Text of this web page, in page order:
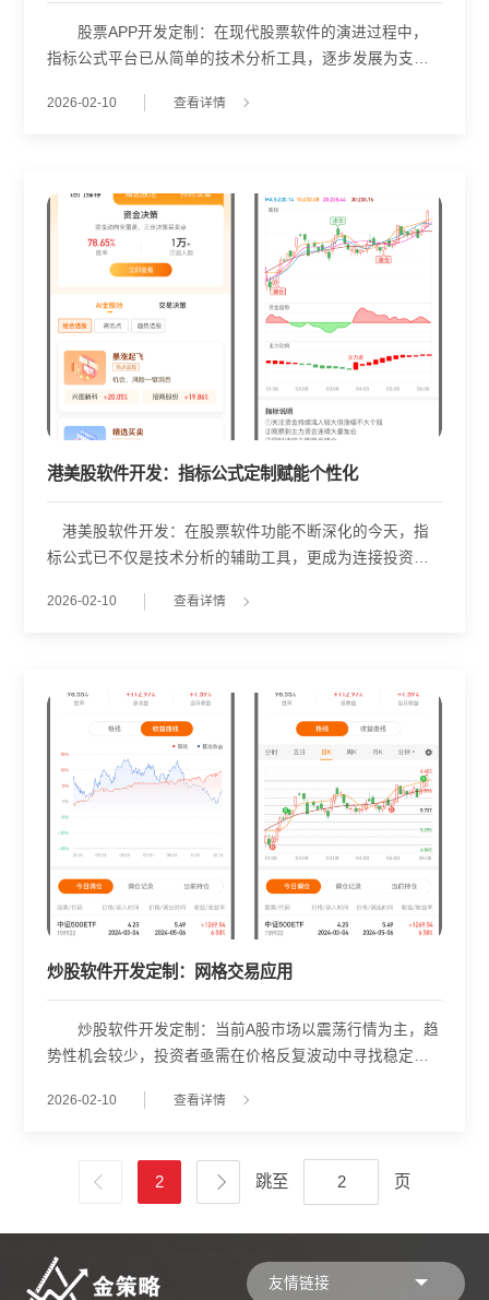
股票APP开发定制：在现代股票软件的演进过程中，
指标公式平台已从简单的技术分析工具，逐步发展为支持
绕投资者对策略灵活性与深度分析的需求，构建了一个功
算到高级策略建模的完整支持。 该平台的基础在于其
丰富的函数库。除常规的时间函数(如BARSCOUNT、
DATE)、引用函数(REF、MA)、逻辑函数(IF、AND)和数学
函数(ABS、SQRT)外，还集成了专业的财务函数(如
ROE、PE_TTM、净利润同比增长率)与资金流相关函数
2026-02-10 查看详情
港美股软件开发：指标公式定制赋能个性化
港美股软件开发：在股票软件功能不断深化的今天，指
标公式已不仅是技术分析的辅助工具，更成为连接投资者
发过程中，将指标公式编写服务作为策略生态的重要组成
全契合个体需求。为此，武汉金策略提供指标公式编写服
务，允许用户基于自身投资逻辑提出具体要求——例如结
合量价关系与资金流强度构建买入信
2026-02-10 查看详情
炒股软件开发定制：网格交易应用
炒股软件开发定制：当前A股市场以震荡行情为主，趋
势性机会较少，投资者亟需在价格反复波动中寻找稳定收
应对震荡市的有效策略之一。然而，策略效果高度依赖两
震荡特征;二是网格参数(如价格区间、网格密度、每格仓
位)是否与当前市场状态匹配。 在股票软件开发中，实
例，其在本地化系统开发中引入了品种适配性评估机制，
通过历史波动率、振幅稳定性、流动性等指标，筛选出适
2026-02-10 查看详情
2 跳至 页
友情链接